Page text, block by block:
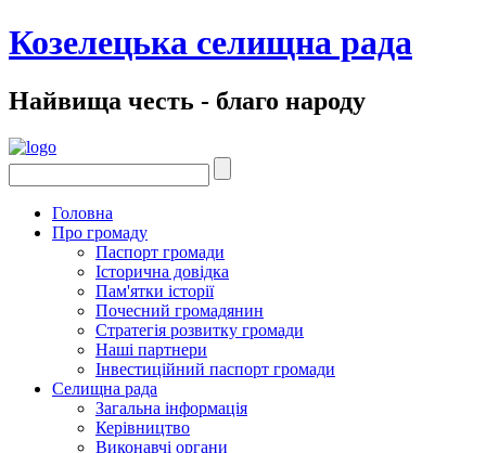
Козелецька селищна рада
Найвища честь - благо народу
Головна
Про громаду
Паспорт громади
Історична довідка
Пам'ятки історії
Почесний громадянин
Стратегія розвитку громади
Наші партнери
Інвестиційний паспорт громади
Селищна рада
Загальна інформація
Керівництво
Виконавчі органи